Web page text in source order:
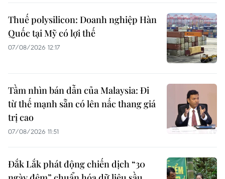
Thuế polysilicon: Doanh nghiệp Hàn
Quốc tại Mỹ có lợi thế
07/08/2026 12:17
Tầm nhìn bán dẫn của Malaysia: Đi
từ thế mạnh sẵn có lên nấc thang giá
trị cao
07/08/2026 11:51
Đắk Lắk phát động chiến dịch “30